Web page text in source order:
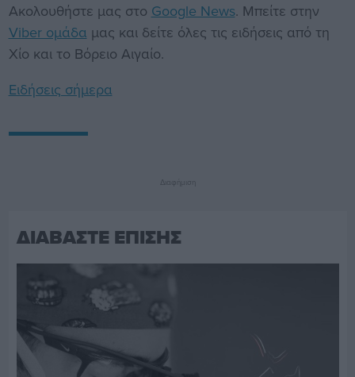
Ακολουθήστε μας στο Google News. Μπείτε στην
Viber ομάδα μας και δείτε όλες τις ειδήσεις από τη
Χίο και το Βόρειο Αιγαίο.
Ειδήσεις σήμερα
Διαφήμιση
ΔΙΑΒΑΣΤΕ ΕΠΙΣΗΣ